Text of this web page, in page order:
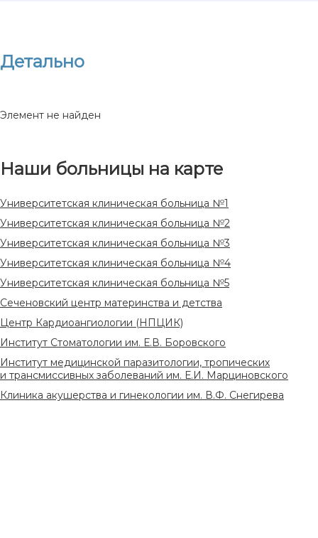
Детально
Элемент не найден
Наши больницы на карте
Университетская клиническая больница №1
Университетская клиническая больница №2
Университетская клиническая больница №3
Университетская клиническая больница №4
Университетская клиническая больница №5
Сеченовский центр материнства и детства
Центр Кардиоангиологии (НПЦИК)
Институт Стоматологии им. Е.В. Боровского
Институт медицинской паразитологии, тропических
и трансмиссивных заболеваний им. Е.И. Марциновского
Клиника акушерства и гинекологии им. В.Ф. Снегирева